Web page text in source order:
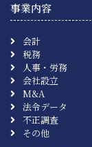
事業内容
会計
税務
人事・労務
会社設立
M&A
法令データ
不正調査
その他